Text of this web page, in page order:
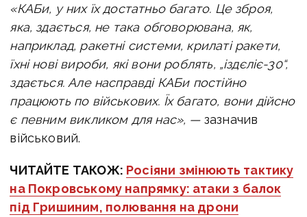
«КАБи, у них їх достатньо багато. Це зброя,
яка, здається, не така обговорювана, як,
наприклад, ракетні системи, крилаті ракети,
їхні нові вироби, які вони роблять, „іздєліє-30“,
здається. Але насправді КАБи постійно
працюють по військових. Їх багато, вони дійсно
є певним викликом для нас», — зазначив
військовий.
ЧИТАЙТЕ ТАКОЖ: Росіяни змінюють тактику
на Покровському напрямку: атаки з балок
під Гришиним, полювання на дрони